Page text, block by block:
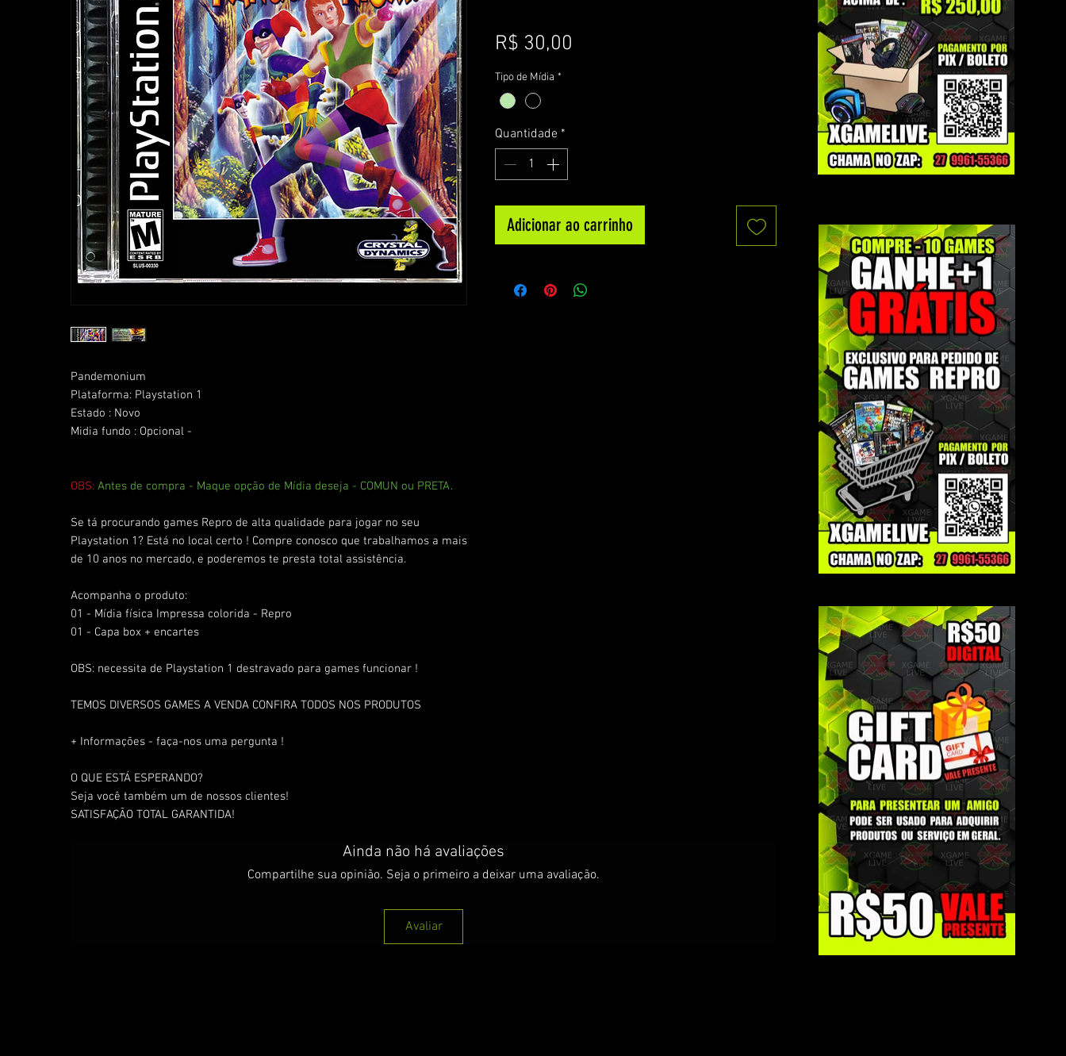
Pandemonium
Plataforma: Playstation 1
Estado : Novo
Midia fundo : Opcional -
OBS: Antes de compra - Maque opção de Mídia deseja - COMUN ou PRETA.
Se tá procurando games Repro de alta qualidade para jogar no seu
Playstation 1? Está no local certo ! Compre conosco que trabalhamos a mais
de 10 anos no mercado, e poderemos te presta total assistência.
Acompanha o produto:
01 - Mídia física Impressa colorida - Repro
01 - Capa box + encartes
OBS: necessita de Playstation 1 destravado para games funcionar !
TEMOS DIVERSOS GAMES A VENDA CONFIRA TODOS NOS PRODUTOS
+ Informações - faça-nos uma pergunta !
O QUE ESTÁ ESPERANDO?
Seja você também um de nossos clientes!
SATISFAÇÃO TOTAL GARANTIDA!
R$ 30,00
Tipo de Mídia *
Quantidade *
Adicionar ao carrinho
Ainda não há avaliações
Compartilhe sua opinião. Seja o primeiro a deixar uma avaliação.
Avaliar